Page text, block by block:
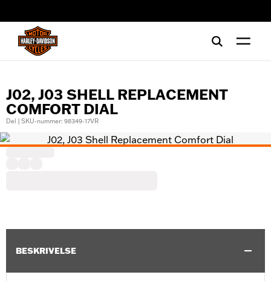
J02, J03 SHELL REPLACEMENT
COMFORT DIAL
Del | SKU-nummer: 98349-17VR
BESKRIVELSE